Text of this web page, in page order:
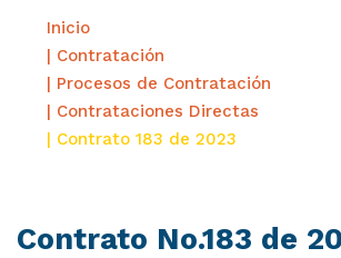
Inicio
| Contratación
| Procesos de Contratación
| Contrataciones Directas
| Contrato 183 de 2023
Contrato No.183 de